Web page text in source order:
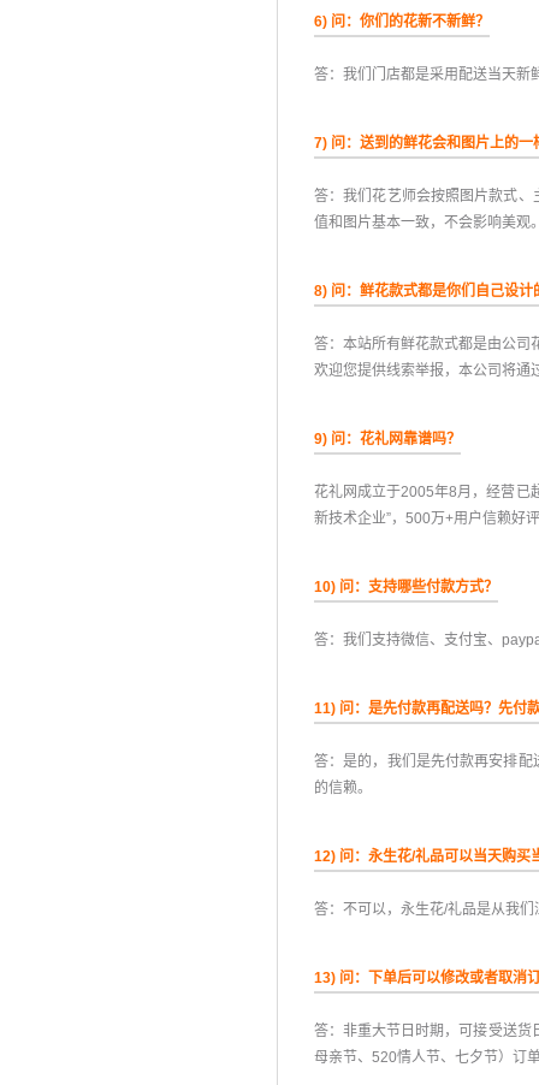
6) 问：你们的花新不新鲜？
答：我们门店都是采用配送当天新
7) 问：送到的鲜花会和图片上的一
答：我们花艺师会按照图片款式
值和图片基本一致，不会影响美观
8) 问：鲜花款式都是你们自己设计
答：本站所有鲜花款式都是由公司
欢迎您提供线索举报，本公司将通
9) 问：花礼网靠谱吗？
花礼网成立于2005年8月，经营已
新技术企业”，500万+用户信赖好
10) 问：支持哪些付款方式？
答：我们支持微信、支付宝、
11) 问：是先付款再配送吗？先付
答：是的，我们是先付款再安排
的信赖。
12) 问：永生花/礼品可以当天购买
答：不可以，永生花/礼品是从我
13) 问：下单后可以修改或者取消
答：非重大节日时期，可接受送
母亲节、520情人节、七夕节）订